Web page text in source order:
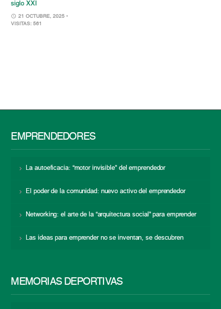
siglo XXI
21 OCTUBRE, 2025 •
VISITAS: 561
EMPRENDEDORES
La autoeficacia: “motor invisible” del emprendedor
El poder de la comunidad: nuevo activo del emprendedor
Networking: el arte de la “arquitectura social” para emprender
Las ideas para emprender no se inventan, se descubren
MEMORIAS DEPORTIVAS